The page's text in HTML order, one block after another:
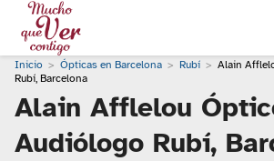
Inicio Ópticas en Barcelona Rubí
Alain
Rubí, Barcelona
Alain Afflelou
Audiólogo Rubí,